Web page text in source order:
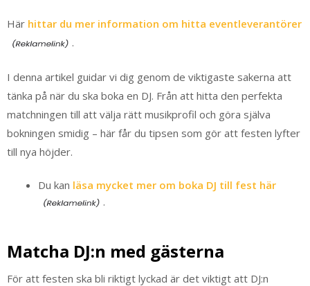
Här hittar du mer information om hitta eventleverantörer
.
I denna artikel guidar vi dig genom de viktigaste sakerna att
tänka på när du ska boka en DJ. Från att hitta den perfekta
matchningen till att välja rätt musikprofil och göra själva
bokningen smidig – här får du tipsen som gör att festen lyfter
till nya höjder.
Du kan läsa mycket mer om boka DJ till fest här
.
Matcha DJ:n med gästerna
För att festen ska bli riktigt lyckad är det viktigt att DJ:n